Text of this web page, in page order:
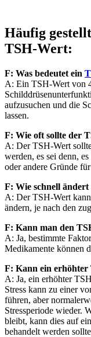
Häufig
TSH-Wert:
F: Was bedeutet ein
A: Ein TSH-Wert von
aufzusuchen und die
lassen.
F: Wie oft sollte der
A: Der TSH-Wert
werden, es sei denn,
oder andere Gründe
F: Wie schnell
A: Der TSH-Wert
ändern, je nach den
F: Kann man den
A: Ja, bestimmte
Medikamente können
F: Kann ein erhöhter
A: Ja, ein erhöhter
Stress kann zu einer
führen, aber
Stressperiode wieder.
bleibt, kann dies auf
behandelt werden